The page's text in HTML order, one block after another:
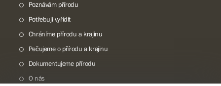
Poznávám přírodu
Potřebuji vyřídit
Chráníme přírodu a krajinu
Pečujeme o přírodu a krajinu
Dokumentujeme přírodu
O nás